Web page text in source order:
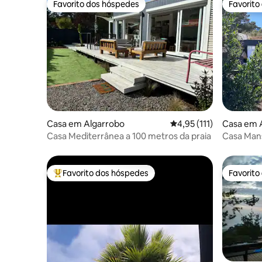
Favorito dos hóspedes
Favorito dos hóspedes
Casa em Algarrobo Classificação média de
4,95 (111)
Casa Mediterrânea a 100 metros da praia
Favorito
Favorito
Casa em
Casa
Favoritos dos hóspedes mais apreciados
Favorito dos hóspedes Favorito
Favorito